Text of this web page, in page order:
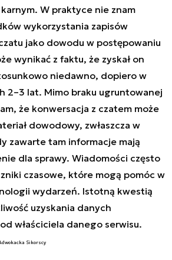
W praktyce nie znam
wykorzystania zapisów
jako dowodu w postępowaniu
wynikać z faktu, że zyskał on
niedawno, dopiero w
2–3 lat. Mimo braku ugruntowanej
że konwersacja z czatem może
dowodowy, zwłaszcza w
zawarte tam informacje mają
dla sprawy. Wiadomości często
czasowe, które mogą pomóc w
wydarzeń. Istotną kwestią
uzyskania danych
właściciela danego serwisu.
Sikorscy